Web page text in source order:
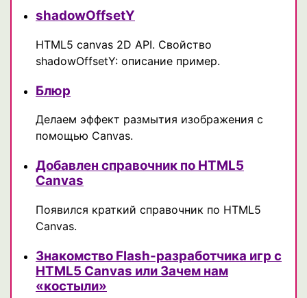
shadowOffsetY
HTML5 canvas 2D API. Свойство
shadowOffsetY: описание пример.
Блюр
Делаем эффект размытия изображения с
помощью Canvas.
Добавлен справочник по HTML5
Canvas
Появился краткий справочник по HTML5
Canvas.
Знакомство Flash-разработчика игр с
HTML5 Canvas или Зачем нам
«костыли»